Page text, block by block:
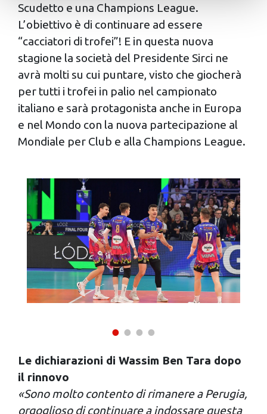
attivamente alla ricerca di caratteristiche specifiche
(impronte digitali).
Approfondisci come vengono elaborati i tuoi dati personali
e imposta le tue preferenze nellasezione dettagli
modificare o ritirare il tuo consenso in qualsiasi momento
dalla Dichiarazione sui cookie.
Utilizziamo i cookie per personalizzare contenuti ed
annunci, per fornire funzionalità dei social media e per
analizzare il nostro traffico. Condividiamo inoltre
informazioni sul modo in cui utilizzi il nostro sito con i
pubblicità e social media, i quali potrebbero combinarle
con altre informazioni che hai fornito loro o che hanno
raccolto dal tuo utilizzo dei loro servizi.
Scudetto e una Champions League.
L’obiettivo è di continuare ad essere
“cacciatori di trofei”! E in questa nuova
stagione la società del Presidente Sirci ne
avrà molti su cui puntare, visto che giocherà
per tutti i trofei in palio nel campionato
italiano e sarà protagonista anche in Europa
e nel Mondo con la nuova partecipazione al
Mondiale per Club e alla Champions League.
Le dichiarazioni di Wassim Ben Tara dopo
il rinnovo
«Sono molto contento di rimanere a Perugia,
orgoglioso di continuare a indossare questa